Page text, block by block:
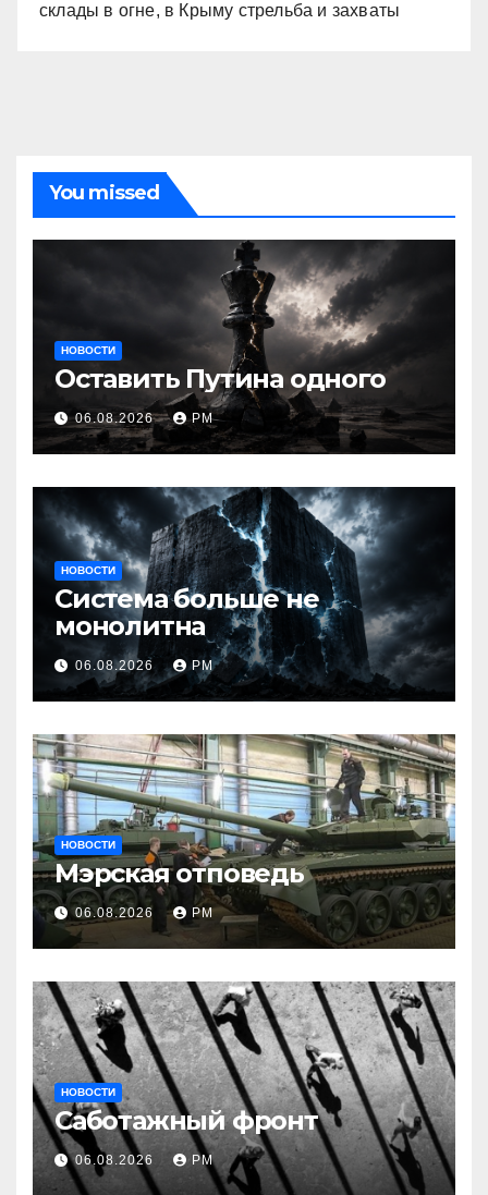
склады в огне, в Крыму стрельба и захваты
You missed
НОВОСТИ
Оставить Путина одного
06.08.2026 РМ
НОВОСТИ
Система больше не
монолитна
06.08.2026 РМ
НОВОСТИ
Мэрская отповедь
06.08.2026 РМ
НОВОСТИ
Саботажный фронт
06.08.2026 РМ